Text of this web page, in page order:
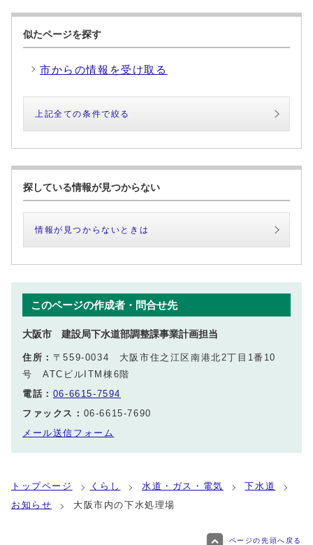
似たページを探す
市からの情報を受け取る
上記全ての条件で絞る
探している情報が見つからない
情報が見つからないときは
このページの作成者・問合せ先
大阪市 建設局下水道部調整課事業計画担当
住所： 〒559-0034 大阪市住之江区南港北2丁目1番10
号 ATCビルITM棟6階
電話： 06-6615-7594
ファックス： 06-6615-7690
メール送信フォーム
トップページ くらし 水道・ガス・電気
下水道
お知らせ
大阪市内の下水処理場
ページの先頭へ戻る